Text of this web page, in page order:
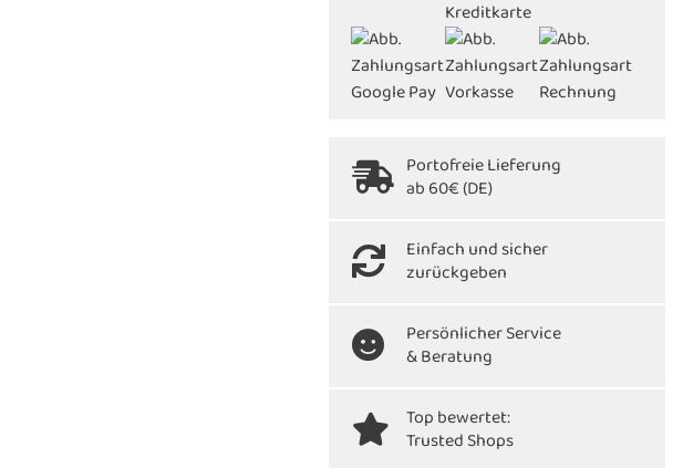
Portofreie Lieferung
ab 60€ (DE)
Einfach und sicher
zurückgeben
Persönlicher Service
& Beratung
Top bewertet:
Trusted Shops